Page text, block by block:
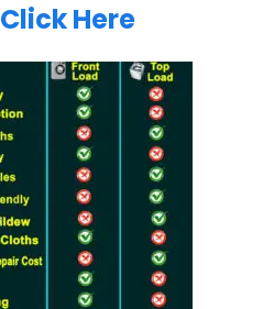
Click Here